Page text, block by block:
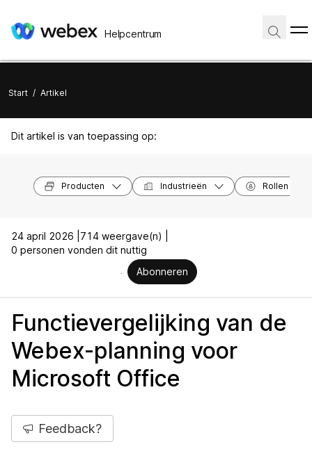
Helpcentrum
Start / Artikel
Dit artikel is van toepassing op:
Producten Industrieën Rollen
24 april 2026 | 714 weergave(n) |
0 personen vonden dit nuttig
Abonneren
Functievergelijking van de
Webex-planning voor
Microsoft Office
Feedback?